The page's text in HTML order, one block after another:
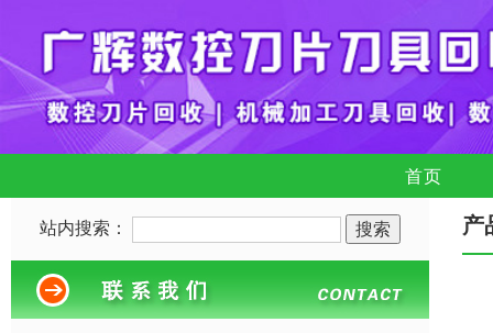
首页
站内搜索： 产